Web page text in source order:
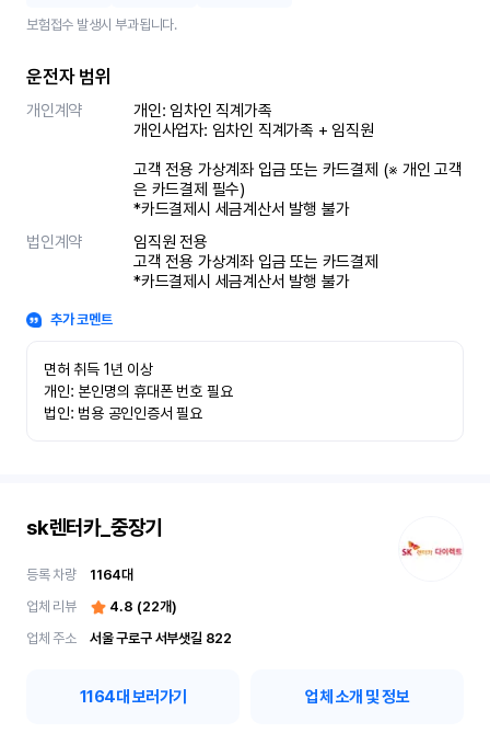
보험접수 발생시 부과됩니다.
운전자 범위
개인계약
개인: 임차인 직계가족
개인사업자: 임차인 직계가족 + 임직원
고객 전용 가상계좌 입금 또는 카드결제 (※ 개인 고객
은 카드결제 필수)
*카드결제시 세금계산서 발행 불가
법인계약
임직원 전용
고객 전용 가상계좌 입금 또는 카드결제
*카드결제시 세금계산서 발행 불가
추가 코멘트
면허 취득 1년 이상
개인: 본인명의 휴대폰 번호 필요
법인: 범용 공인인증서 필요
sk렌터카_중장기
등록 차량 1164대
업체 리뷰
4.8 (22개)
업체 주소
서울 구로구 서부샛길 822
1164대 보러가기 업체 소개 및 정보